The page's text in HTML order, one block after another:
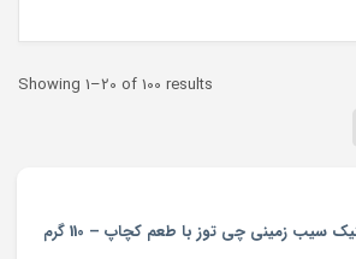
Showing 1–20 of 100 results
سیب زمینی چی توز با طعم کچاپ – 110 گرم